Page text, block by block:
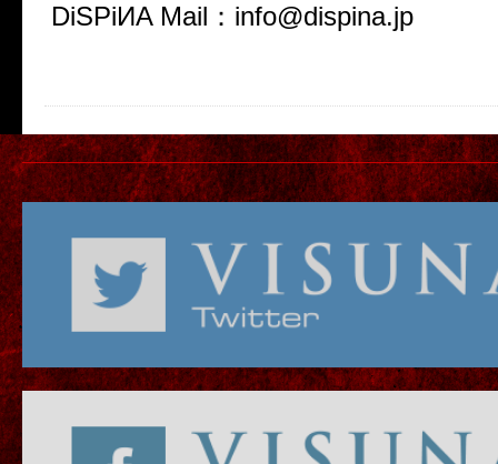
DiSPiИA Mail：info@dispina.jp